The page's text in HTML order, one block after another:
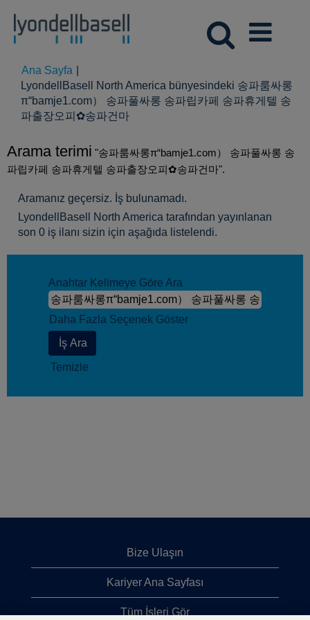
Ana Sayfa
LyondellBasell North America bünyesindeki 송파룸싸롱
π“bamje1.com） 송파풀싸롱 송파립카페 송파휴게텔 송
파출장오피✿송파건마(mevcut
Arama terimi "송파룸싸롱π“bamje1.com） 송파풀싸롱 송
파립카페 송파휴게텔 송파출장오피✿송파건마".
Aramanız geçersiz. İş bulunamadı.
LyondellBasell North America tarafından yayınlanan
son 0 iş ilanı sizin için aşağıda listelendi.
Anahtar Kelimeye Göre Ara
Daha Fazla Seçenek Göster
Temizle
Bize Ulaşın
Kariyer Ana Sayfası
Tüm İşleri Gör